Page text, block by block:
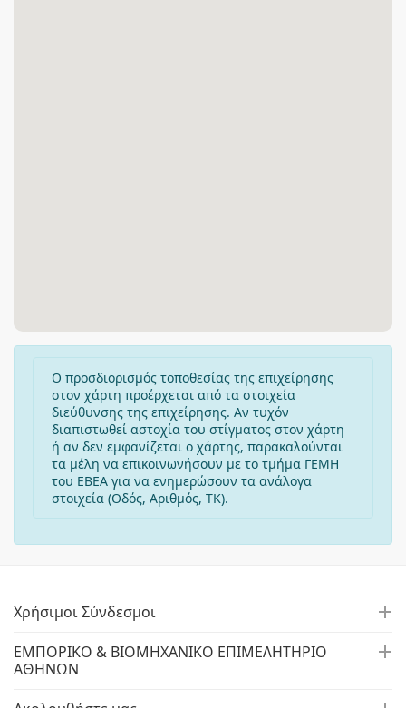
Ο προσδιορισμός τοποθεσίας της επιχείρησης
στον χάρτη προέρχεται από τα στοιχεία
διεύθυνσης της επιχείρησης. Αν τυχόν
διαπιστωθεί αστοχία του στίγματος στον χάρτη
ή αν δεν εμφανίζεται ο χάρτης, παρακαλούνται
τα μέλη να επικοινωνήσουν με το τμήμα ΓΕΜΗ
του ΕΒΕΑ για να ενημερώσουν τα ανάλογα
στοιχεία (Οδός, Αριθμός, ΤΚ).
Χρήσιμοι Σύνδεσμοι
ΕΜΠΟΡΙΚΟ & ΒΙΟΜΗΧΑΝΙΚΟ ΕΠΙΜΕΛΗΤΗΡΙΟ
ΑΘΗΝΩΝ